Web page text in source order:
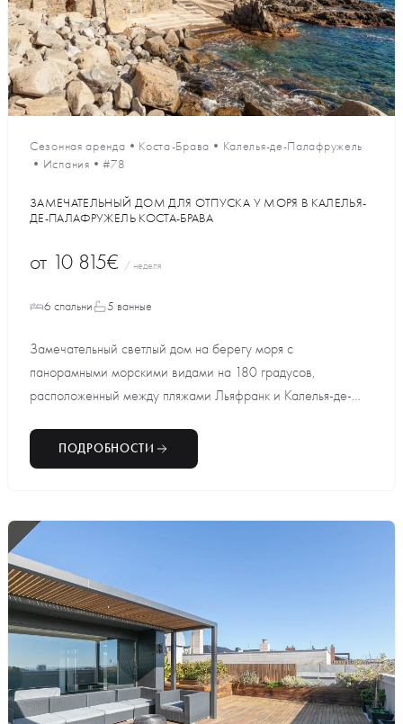
Сезонная аренда • Коста-Брава • Калелья-де-Палафружель
• Испания •#78
ЗАМЕЧАТЕЛЬНЫЙ ДОМ ДЛЯ ОТПУСКА У МОРЯ В КАЛЕЛЬЯ-
ДЕ-ПАЛАФРУЖЕЛЬ КОСТА-БРАВА
от 10 815€ / неделя
6 спальни 5 ванные
Замечательный светлый дом на берегу моря с
панорамными морскими видами на 180 градусов,
расположенный между пляжами Льяфранк и Калелья-де-
ПОДРОБНОСТИ